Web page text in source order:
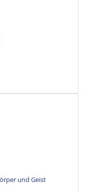
und Geist